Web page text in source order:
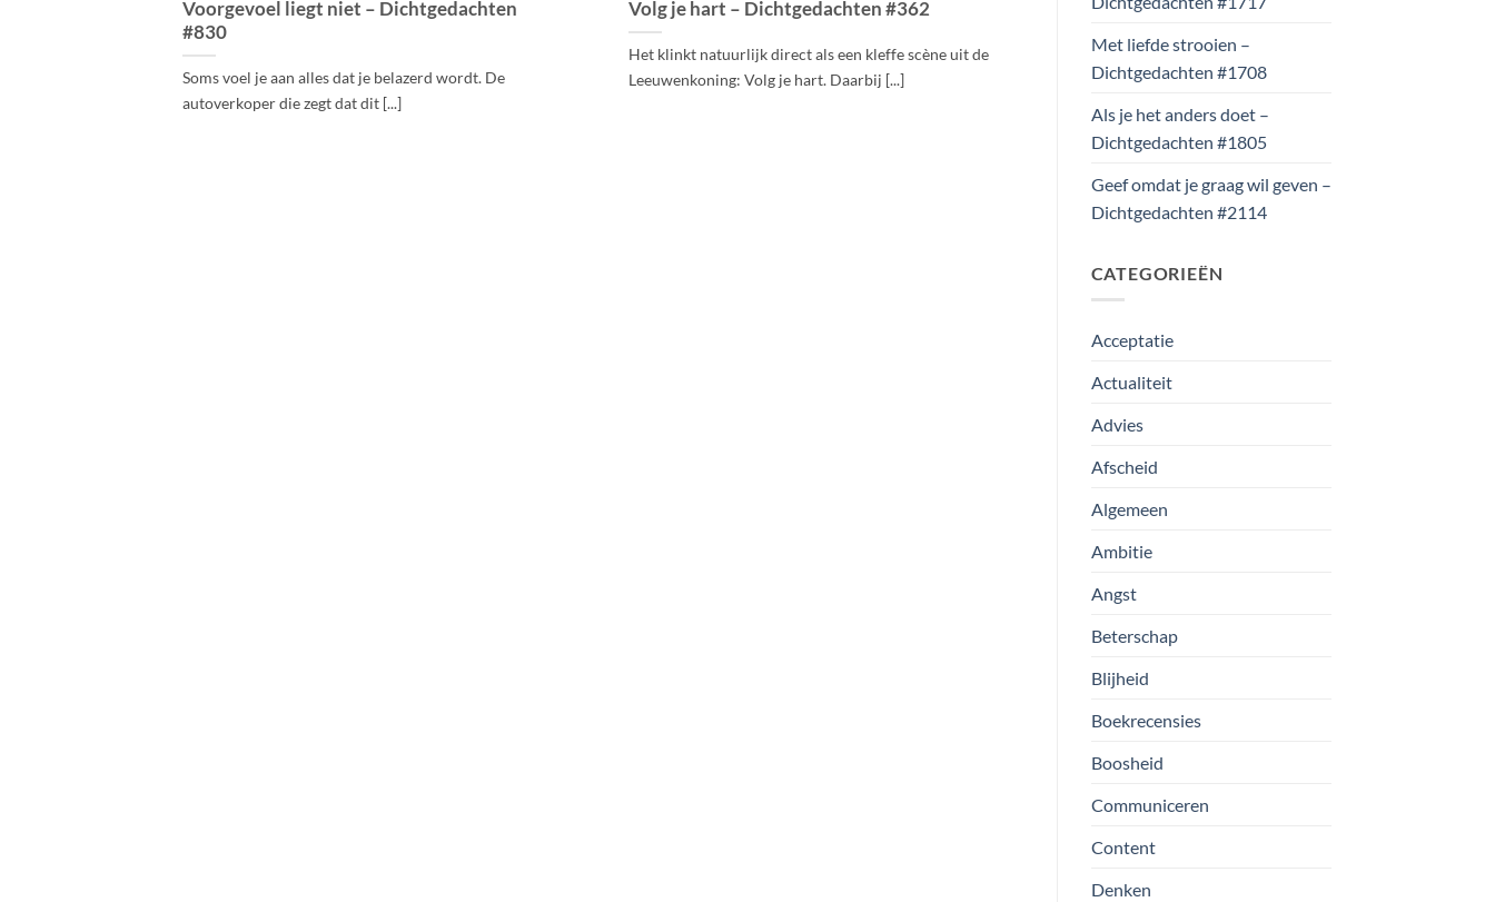
Voorgevoel liegt niet – Dichtgedachten
#830
Soms voel je aan alles dat je belazerd wordt. De
autoverkoper die zegt dat dit [...]
Volg je hart – Dichtgedachten #362
Het klinkt natuurlijk direct als een kleffe scène uit de
Leeuwenkoning: Volg je hart. Daarbij [...]
Met liefde strooien –
Dichtgedachten #1708
Als je het anders doet –
Dichtgedachten #1805
Geef omdat je graag wil geven –
Dichtgedachten #2114
CATEGORIEËN
Acceptatie
Actualiteit
Advies
Afscheid
Algemeen
Ambitie
Angst
Beterschap
Blijheid
Boekrecensies
Boosheid
Communiceren
Content
Denken